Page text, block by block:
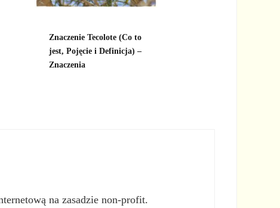
Znaczenie Tecolote (Co to
jest, Pojęcie i Definicja) –
Znaczenia
na zasadzie non-profit.